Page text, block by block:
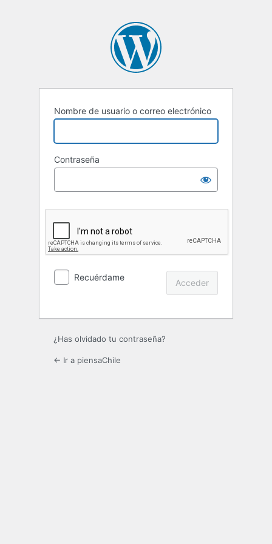
Nombre de usuario o correo electrónico
Contraseña
Recuérdame
¿Has olvidado tu contraseña?
← Ir a piensaChile